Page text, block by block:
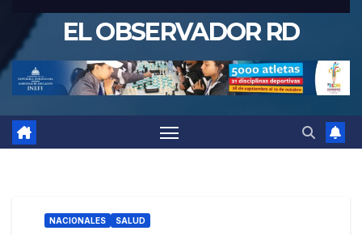
EL OBSERVADOR RD
NACIONALES SALUD